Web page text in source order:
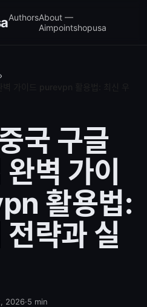
AuthorsAbout —
Aimpointshopusa
›
국 구글
벽 가이
활용법:
략과 실
2026·5 min